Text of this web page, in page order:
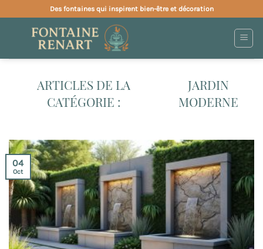
au
contenu
Des fontaines qui inspirent bien-être et décoration
JARDIN
MODERNE
04
Oct